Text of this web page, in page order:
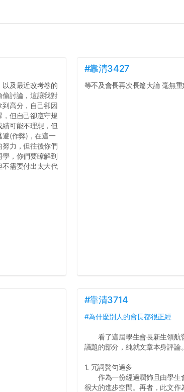
及最近改考卷的
偷討論，這讓我對
高分，自己卻因
但自己卻遵守規
可能不理想，但
避(作弊)，在這一
力，但往後你們
，你們要瞭解到
不需要付出太大代
#靠清3427
等不及會長再次長篇大論 毫無
#靠清3714
#為什麼別人的會長都很正經
看了這屆學生會長新生領航
議題的部分，純就文章本身評論。
1. 冗詞贅句過多
作為一份經過潤飾且由學生
很大的進步空間。再者，此文